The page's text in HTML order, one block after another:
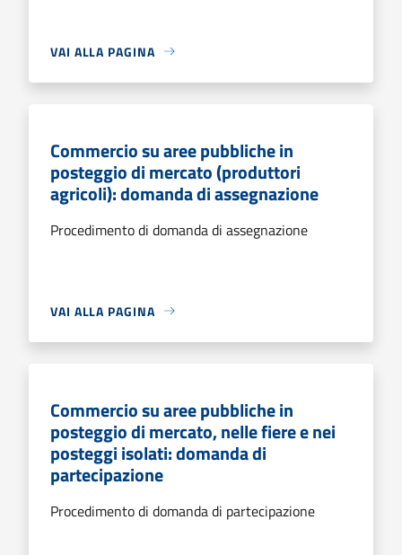
VAI ALLA PAGINA
Commercio su aree pubbliche in
posteggio di mercato (produttori
agricoli): domanda di assegnazione
Procedimento di domanda di assegnazione
VAI ALLA PAGINA
Commercio su aree pubbliche in
posteggio di mercato, nelle fiere e nei
posteggi isolati: domanda di
partecipazione
Procedimento di domanda di partecipazione